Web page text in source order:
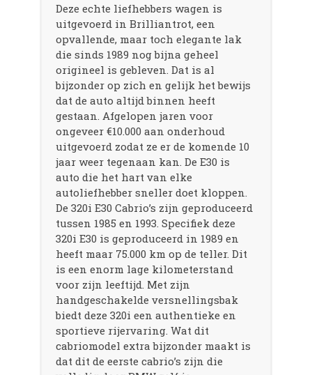
Deze echte liefhebbers wagen is
uitgevoerd in Brilliantrot, een
opvallende, maar toch elegante lak
die sinds 1989 nog bijna geheel
origineel is gebleven. Dat is al
bijzonder op zich en gelijk het bewijs
dat de auto altijd binnen heeft
gestaan. Afgelopen jaren voor
ongeveer €10.000 aan onderhoud
uitgevoerd zodat ze er de komende 10
jaar weer tegenaan kan. De E30 is
auto die het hart van elke
autoliefhebber sneller doet kloppen.
De 320i E30 Cabrio’s zijn geproduceerd
tussen 1985 en 1993. Specifiek deze
320i E30 is geproduceerd in 1989 en
heeft maar 75.000 km op de teller. Dit
is een enorm lage kilometerstand
voor zijn leeftijd. Met zijn
handgeschakelde versnellingsbak
biedt deze 320i een authentieke en
sportieve rijervaring. Wat dit
cabriomodel extra bijzonder maakt is
dat dit de eerste cabrio’s zijn die